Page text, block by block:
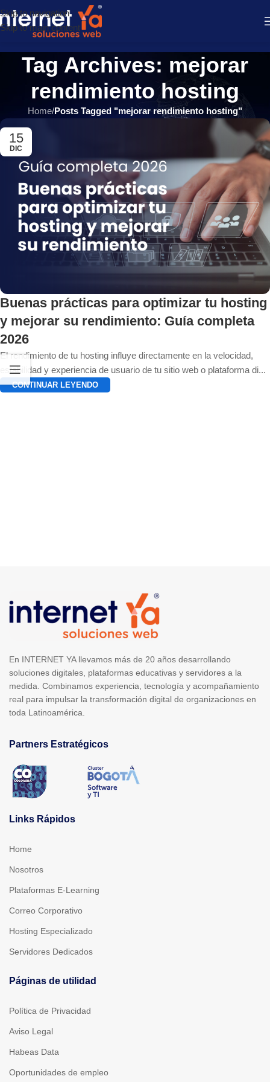
Skip to navigation
Skip to main content
Tag Archives: mejorar
rendimiento hosting
Home/Posts Tagged "mejorar rendimiento hosting"
15
DIC
Buenas prácticas para optimizar tu hosting
y mejorar su rendimiento: Guía completa
2026
El rendimiento de tu hosting influye directamente en la velocidad,
estabilidad y experiencia de usuario de tu sitio web o plataforma di...
CONTINUAR LEYENDO
En INTERNET YA llevamos más de 20 años desarrollando
soluciones digitales, plataformas educativas y servidores a la
medida. Combinamos experiencia, tecnología y acompañamiento
real para impulsar la transformación digital de organizaciones en
toda Latinoamérica.
Partners Estratégicos
Links Rápidos
Home
Nosotros
Plataformas E-Learning
Correo Corporativo
Hosting Especializado
Servidores Dedicados
Páginas de utilidad
Política de Privacidad
Aviso Legal
Habeas Data
Oportunidades de empleo